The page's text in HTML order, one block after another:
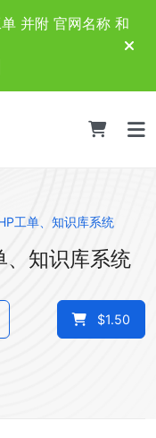
并附 官网名称 和
工单、知识库系统
知识库系统
$1.50